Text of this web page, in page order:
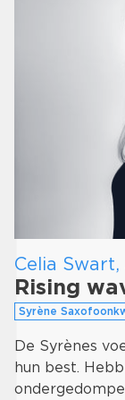
Celia
Rising
Syrène
De Syrènes
hun best.